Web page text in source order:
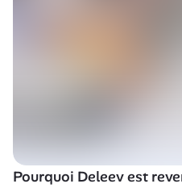
Pourquoi Deleev est